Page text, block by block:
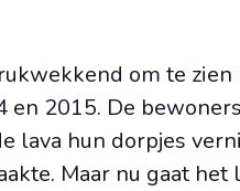
om te zien
en 2015. De
lava hun dorpjes
Maar nu gaat het